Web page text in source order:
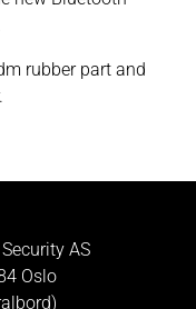
rubber part and
AS
Oslo